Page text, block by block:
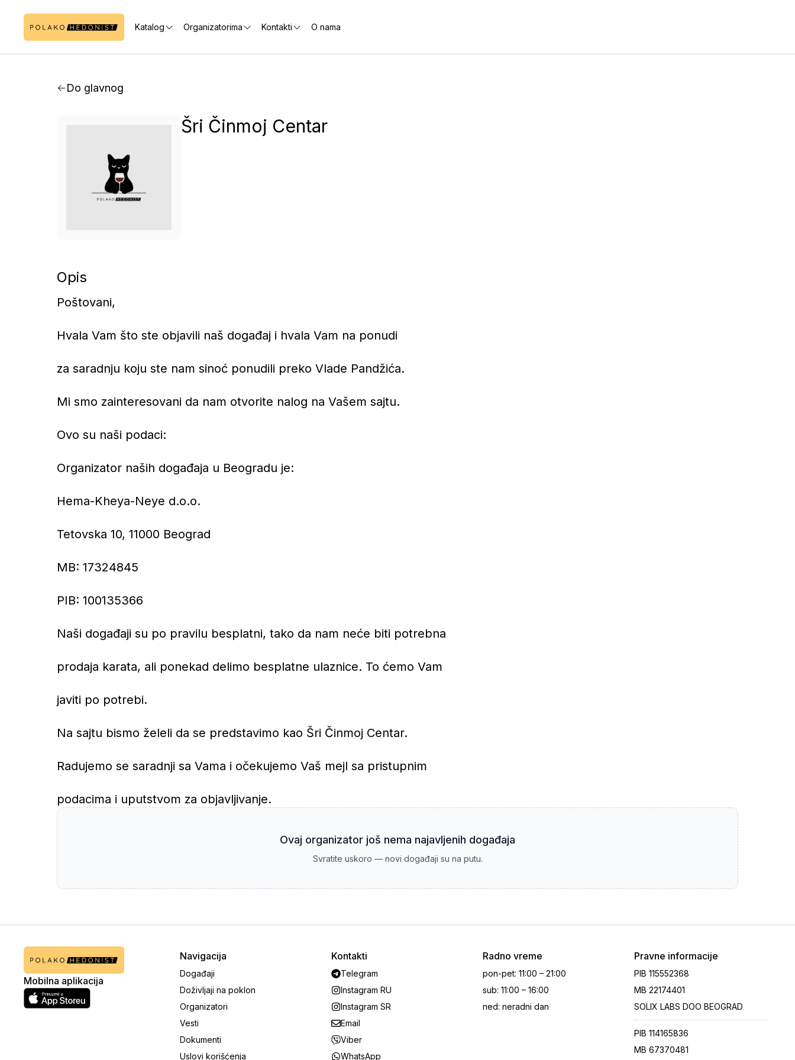
Katalog Organizatorima Kontakti O nama
Do glavnog
Šri Činmoj Centar
Opis
Poštovani,
Hvala Vam što ste objavili naš događaj i hvala Vam na ponudi
za saradnju koju ste nam sinoć ponudili preko Vlade Pandžića.
Mi smo zainteresovani da nam otvorite nalog na Vašem sajtu.
Ovo su naši podaci:
Organizator naših događaja u Beogradu je:
Hema-Kheya-Neye d.o.o.
Tetovska 10, 11000 Beograd
MB: 17324845
PIB: 100135366
Naši događaji su po pravilu besplatni, tako da nam neće biti potrebna
prodaja karata, ali ponekad delimo besplatne ulaznice. To ćemo Vam
javiti po potrebi.
Na sajtu bismo želeli da se predstavimo kao Šri Činmoj Centar.
Radujemo se saradnji sa Vama i očekujemo Vaš mejl sa pristupnim
podacima i uputstvom za objavljivanje.
Ovaj organizator još nema najavljenih događaja
Svratite uskoro — novi događaji su na putu.
Mobilna aplikacija
Navigacija
Događaji
Doživljaji na poklon
Organizatori
Vesti
Dokumenti
Uslovi korišćenja
Kontakti
Telegram
Instagram RU
Instagram SR
Email
Viber
WhatsApp
Radno vreme
pon-pet: 11:00 – 21:00
sub: 11:00 – 16:00
ned: neradni dan
Pravne informacije
PIB 115552368
MB 22174401
SOLIX LABS DOO BEOGRAD
PIB 114165836
MB 67370481